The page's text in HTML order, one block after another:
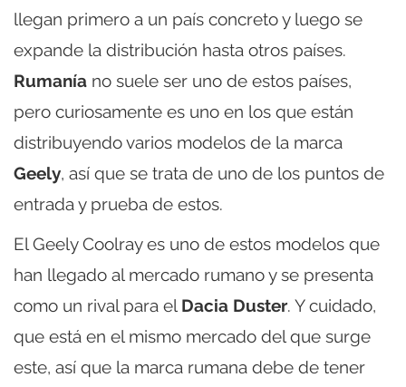
llegan primero a un país concreto y luego se
expande la distribución hasta otros países.
Rumanía no suele ser uno de estos países,
pero curiosamente es uno en los que están
distribuyendo varios modelos de la marca
Geely, así que se trata de uno de los puntos de
entrada y prueba de estos.
El Geely Coolray es uno de estos modelos que
han llegado al mercado rumano y se presenta
como un rival para el Dacia Duster. Y cuidado,
que está en el mismo mercado del que surge
este, así que la marca rumana debe de tener